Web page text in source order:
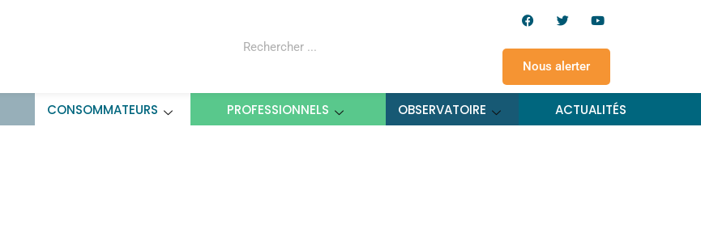
Nous alerter
CONSOMMATEURS PROFESSIONNELS OBSERVATOIRE ACTUALITÉS